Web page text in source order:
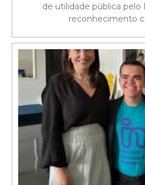
de utilidade pública pelo
reconhecimento